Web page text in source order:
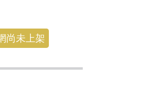
尚未上架